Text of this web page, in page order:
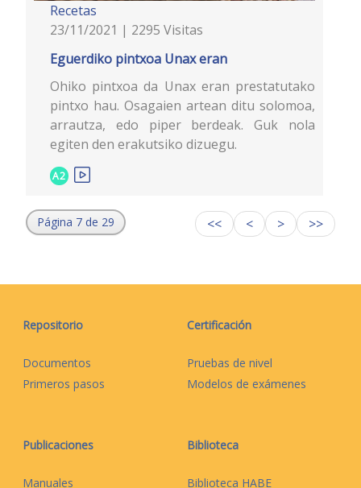
Recetas
23/11/2021 | 2295 Visitas
Eguerdiko pintxoa Unax eran
Ohiko pintxoa da Unax eran prestatutako
pintxo hau. Osagaien artean ditu solomoa,
arrautza, edo piper berdeak. Guk nola
egiten den erakutsiko dizuegu.
A2
Página 7 de 29 << < > >>
Repositorio
Documentos
Primeros pasos
Certificación
Pruebas de nivel
Modelos de exámenes
Publicaciones
Manuales
Biblioteca
Biblioteca HABE